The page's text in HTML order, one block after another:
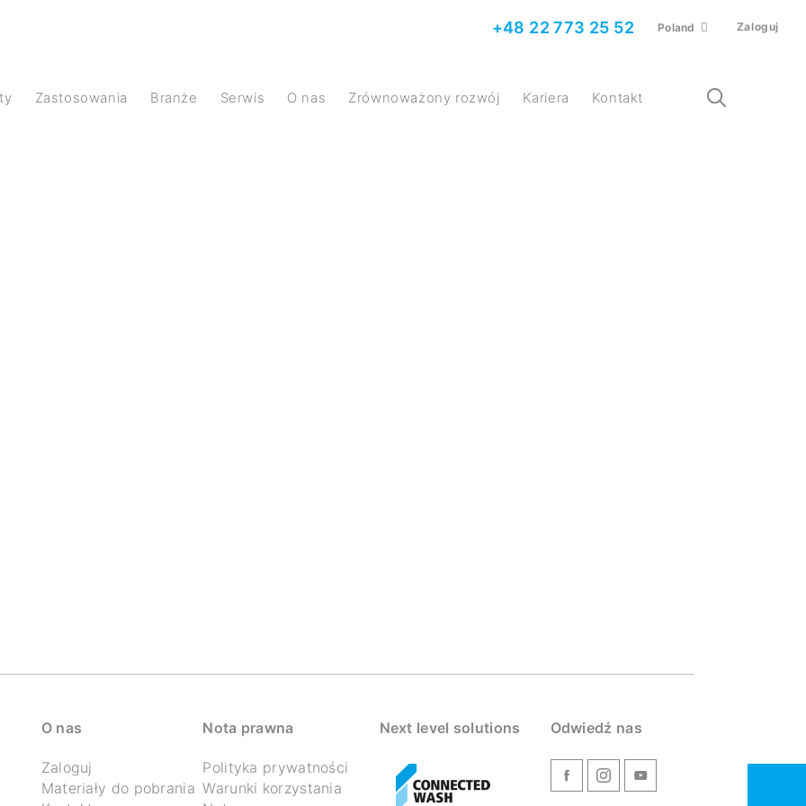
+48 22 773 25 52 Poland Zaloguj
Zastosowania Branże Serwis O nas Zrównoważony rozwój Kariera Kontakt
O nas
Zaloguj
Materiały do pobrania
Nota prawna
Polityka prywatności
Warunki korzystania
Next level solutions Odwiedź nas